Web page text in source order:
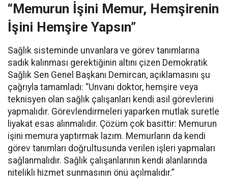
“Memurun İşini Memur, Hemşirenin
İşini Hemşire Yapsın”
Sağlık sisteminde unvanlara ve görev tanımlarına
sadık kalınması gerektiğinin altını çizen Demokratik
Sağlık Sen Genel Başkanı Demircan, açıklamasını şu
çağrıyla tamamladı: “Unvanı doktor, hemşire veya
teknisyen olan sağlık çalışanları kendi asil görevlerini
yapmalıdır. Görevlendirmeleri yaparken mutlak suretle
liyakat esas alınmalıdır. Çözüm çok basittir: Memurun
işini memura yaptırmak lazım. Memurların da kendi
görev tanımları doğrultusunda verilen işleri yapmaları
sağlanmalıdır. Sağlık çalışanlarının kendi alanlarında
nitelikli hizmet sunmasının önü açılmalıdır.”